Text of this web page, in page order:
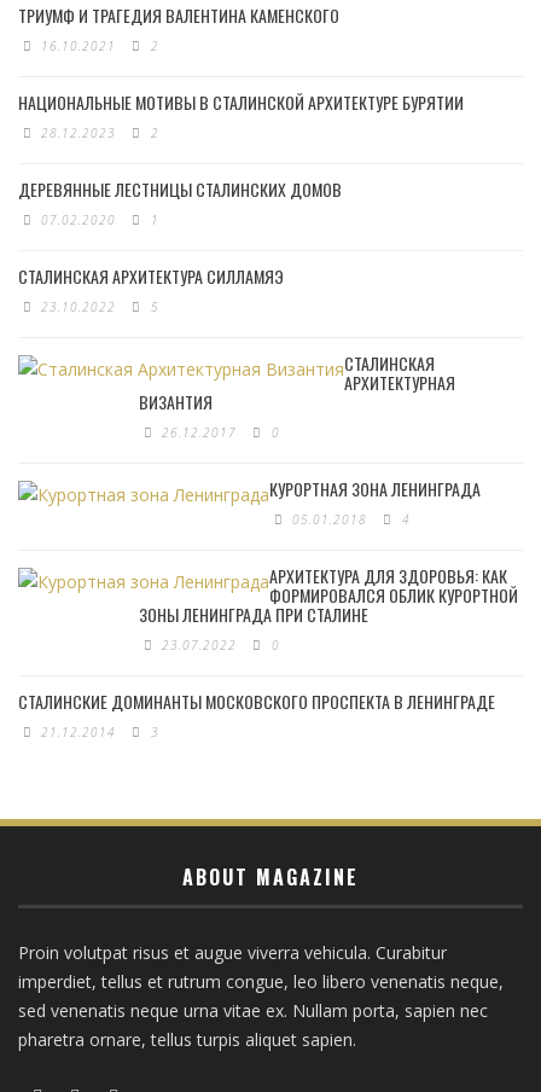
ТРИУМФ И ТРАГЕДИЯ ВАЛЕНТИНА КАМЕНСКОГО
16.10.2021 2
НАЦИОНАЛЬНЫЕ МОТИВЫ В СТАЛИНСКОЙ АРХИТЕКТУРЕ БУРЯТИИ
28.12.2023 2
ДЕРЕВЯННЫЕ ЛЕСТНИЦЫ СТАЛИНСКИХ ДОМОВ
07.02.2020 1
СТАЛИНСКАЯ АРХИТЕКТУРА СИЛЛАМЯЭ
23.10.2022 5
СТАЛИНСКАЯ
АРХИТЕКТУРНАЯ
ВИЗАНТИЯ
26.12.2017 0
КУРОРТНАЯ ЗОНА ЛЕНИНГРАДА
05.01.2018 4
АРХИТЕКТУРА ДЛЯ ЗДОРОВЬЯ: КАК
ФОРМИРОВАЛСЯ ОБЛИК КУРОРТНОЙ
ЗОНЫ ЛЕНИНГРАДА ПРИ СТАЛИНЕ
23.07.2022 0
СТАЛИНСКИЕ ДОМИНАНТЫ МОСКОВСКОГО ПРОСПЕКТА В ЛЕНИНГРАДЕ
21.12.2014 3
ABOUT MAGAZINE
Proin volutpat risus et augue viverra vehicula. Curabitur
imperdiet, tellus et rutrum congue, leo libero venenatis neque,
sed venenatis neque urna vitae ex. Nullam porta, sapien nec
pharetra ornare, tellus turpis aliquet sapien.